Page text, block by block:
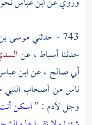
743 - حدثني
موسى
حدثناأسباط ،عن
أبي صالح ،عنابن
ناس من أصحاب النبي
وجللآدم : "اسكن